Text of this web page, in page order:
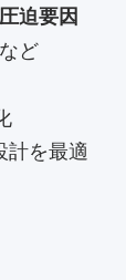
迫要因
ど
計を最適